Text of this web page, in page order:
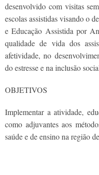
desenvolvido com visitas
escolas assistidas visando o
e Educação Assistida por
qualidade de vida dos
afetividade, no
do estresse e na inclusão
OBJETIVOS
Implementar a atividade,
como adjuvantes aos
saúde e de ensino na região